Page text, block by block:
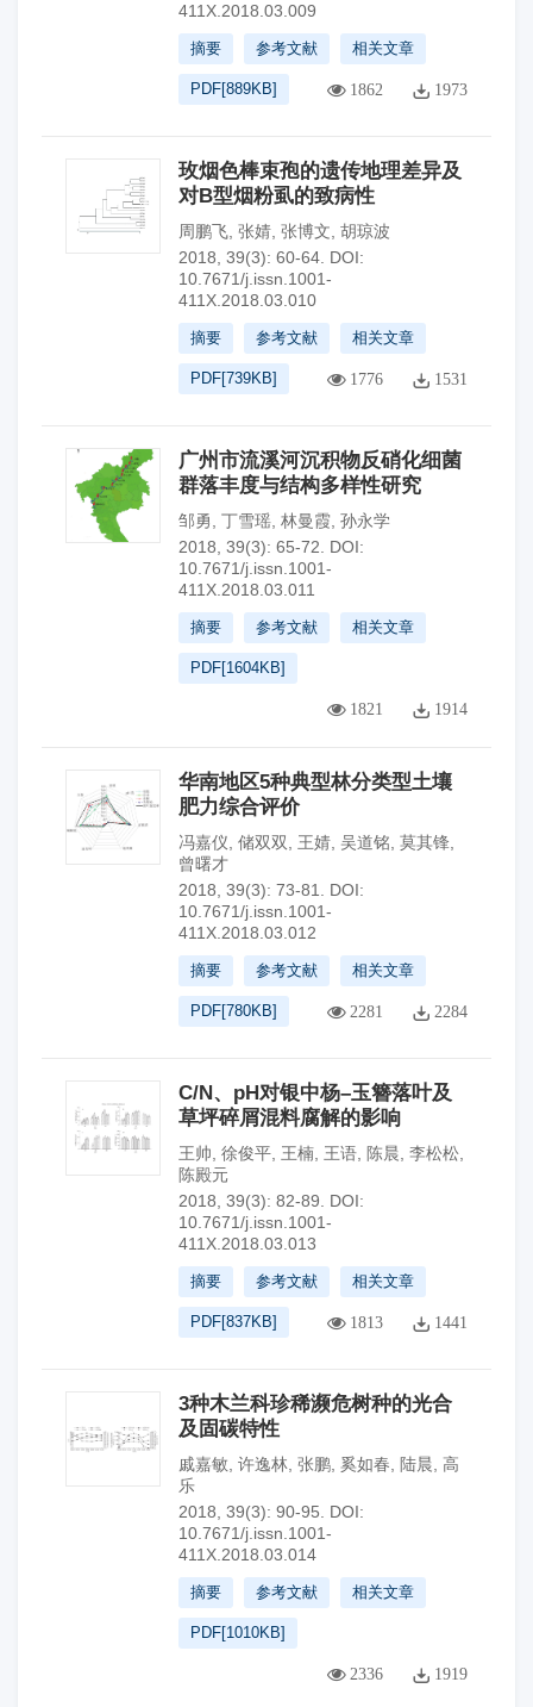
411X.2018.03.009
摘要 参考文献 相关文章
PDF[889KB] 1862 1973
玫烟色棒束孢的遗传地理差异及
对B型烟粉虱的致病性
周鹏飞 张婧 张博文 胡琼波
2018, 39(3): 60-64. DOI:
10.7671/j.issn.1001-
411X.2018.03.010
摘要 参考文献 相关文章
PDF[739KB] 1776 1531
广州市流溪河沉积物反硝化细菌
群落丰度与结构多样性研究
邹勇 丁雪瑶 林曼霞 孙永学
2018, 39(3): 65-72.
DOI:
10.7671/j.issn.1001-
411X.2018.03.011
摘要 参考文献 相关文章
PDF[1604KB]
1821 1914
华南地区5种典型林分类型土壤
肥力综合评价
冯嘉仪 储双双 王婧 吴道铭 莫其锋
曾曙才
2018, 39(3): 73-81.
DOI:
10.7671/j.issn.1001-
411X.2018.03.012
摘要 参考文献 相关文章
PDF[780KB] 2281 2284
C/N、pH对银中杨–玉簪落叶及
草坪碎屑混料腐解的影响
王帅 徐俊平 王楠 王语 陈晨 李松松
陈殿元
2018, 39(3): 82-89.
DOI:
10.7671/j.issn.1001-
411X.2018.03.013
摘要 参考文献 相关文章
PDF[837KB] 1813 1441
3种木兰科珍稀濒危树种的光合
及固碳特性
戚嘉敏 许逸林 张鹏 奚如春 陆晨 高
乐
2018, 39(3): 90-95.
DOI:
10.7671/j.issn.1001-
411X.2018.03.014
摘要 参考文献 相关文章
PDF[1010KB]
2336 1919